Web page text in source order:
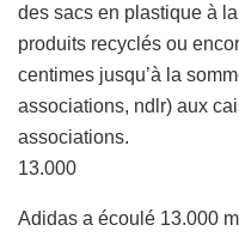
des sacs en plastique à
produits recyclés ou
centimes jusqu’à la
associations, ndlr) aux
associations.
13.000
Adidas a écoulé 13.000